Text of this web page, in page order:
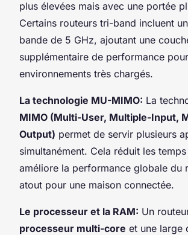
plus élevées mais avec une portée
Certains routeurs tri-band incluent
bande de 5 GHz, ajoutant une
supplémentaire de performance
environnements très chargés.
La technologie MU-MIMO: La
MIMO (Multi-User, Multiple-Input,
Output) permet de servir plusieurs
simultanément. Cela réduit les temps
améliore la performance globale du
atout pour une maison connectée.
Le processeur et la RAM: Un
processeur multi-core et une large